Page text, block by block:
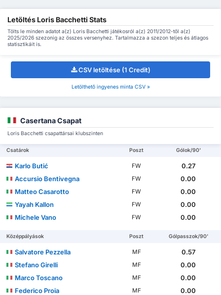
Letöltés Loris Bacchetti Stats
Tölts le minden adatot a(z) Loris Bacchetti játékosról a(z) 2011/2012-től a(z)
2025/2026 szezonig az összes versenyhez. Tartalmazza a szezon teljes és átlagos
statisztikáit is.
CSV letöltése (1 Credit)
Letölthető ingyenes minta CSV »
Casertana Csapat
Loris Bacchetti csapattársai klubszinten
Csatárok Poszt Gólok/90'
Karlo Butić FW
0.27
Accursio Bentivegna
FW
0.00
Matteo Casarotto
FW
0.00
Yayah Kallon
FW
0.00
Michele Vano
FW 0.00
Középpályások Poszt Gólpasszok/90'
Salvatore Pezzella MF
0.57
Stefano Girelli
MF
0.00
Marco Toscano
MF
0.00
Federico Proia
MF
0.00